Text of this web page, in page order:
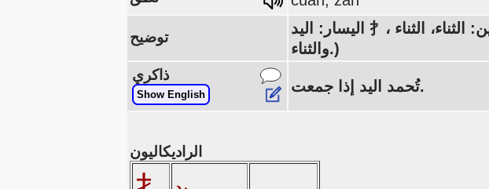
توضيح
اليسار: اليد 扌، اليمين: الثناء، الثناء 赞 (أولاً وقبل كل شيء، مع المدفوعات النقدية 贝، يمكنك الثناء
والثناء.)
ذاكري
Show English تُحمد اليد إذا جمعت.
الراديكاليون